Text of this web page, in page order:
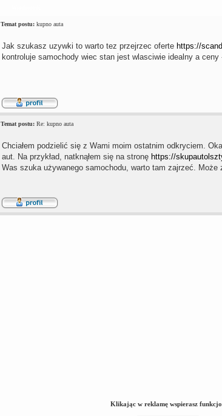
Temat postu:kupno auta
Jak szukasz uzywki to warto tez przejrzec oferte https://
kontroluje samochody wiec stan jest wlasciwie idealny a
Temat postu:Re: kupno auta
Chciałem podzielić się z Wami moim ostatnim odkryciem.
aut. Na przykład, natknąłem się na stronę https://
Was szuka używanego samochodu, warto tam zajrzeć. Może
Klikając w reklamę wspierasz